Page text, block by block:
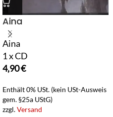
Aina
Aina
1 x CD
4,90€
Enthält 0% USt. (kein USt-Ausweis
gem. §25a UStG)
zzgl.Versand